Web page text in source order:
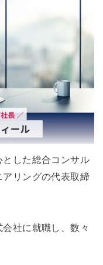
した総合コンサル
リングの代表取締
社に就職し、数々